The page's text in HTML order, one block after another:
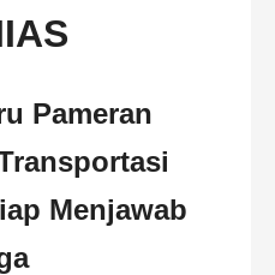
Pameran
Menjawab